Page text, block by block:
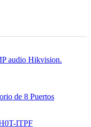
audio Hikvision.
de 8 Puertos